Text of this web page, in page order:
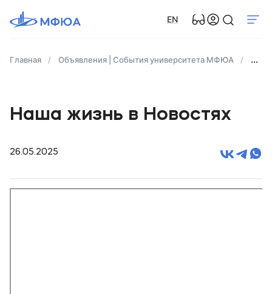
EN
Главная Объявления | События университета МФЮА
Наша жизнь в Новостях
26.05.2025